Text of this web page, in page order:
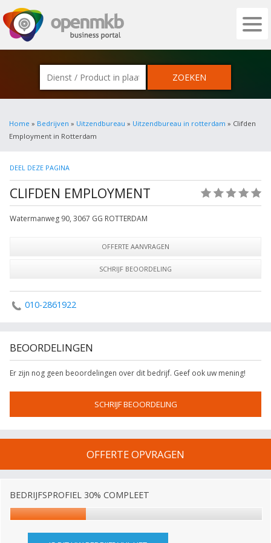
OPENMKB - DE ZAKELIJKE PORTAL
Home » Bedrijven » Uitzendbureau » Uitzendbureau in rotterdam » Clifden
Employment in Rotterdam
DEEL DEZE PAGINA
CLIFDEN EMPLOYMENT
Watermanweg 90, 3067 GG ROTTERDAM
OFFERTE AANVRAGEN
SCHRIJF BEOORDELING
010-2861922
BEOORDELINGEN
Er zijn nog geen beoordelingen over dit bedrijf. Geef ook uw mening!
SCHRIJF BEOORDELING
OFFERTE OPVRAGEN
BEDRIJFSPROFIEL 30% COMPLEET